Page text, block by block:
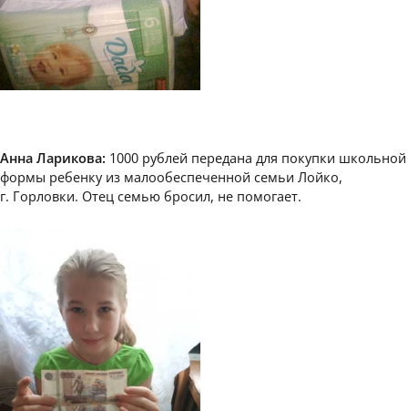
Анна Ларикова: 1000 рублей передана для покупки школьной
формы ребенку из малообеспеченной семьи Лойко,
г. Горловки. Отец семью бросил, не помогает.